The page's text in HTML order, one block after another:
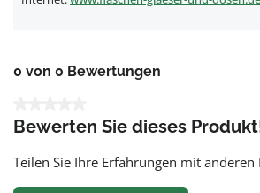
0 von 0 Bewertungen
Bewerten Sie dieses
Teilen Sie Ihre Erfahrungen mit anderen